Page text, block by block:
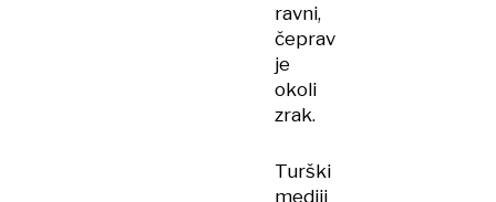
ravni,
čeprav
je
okoli
zrak.
Turški
mediji